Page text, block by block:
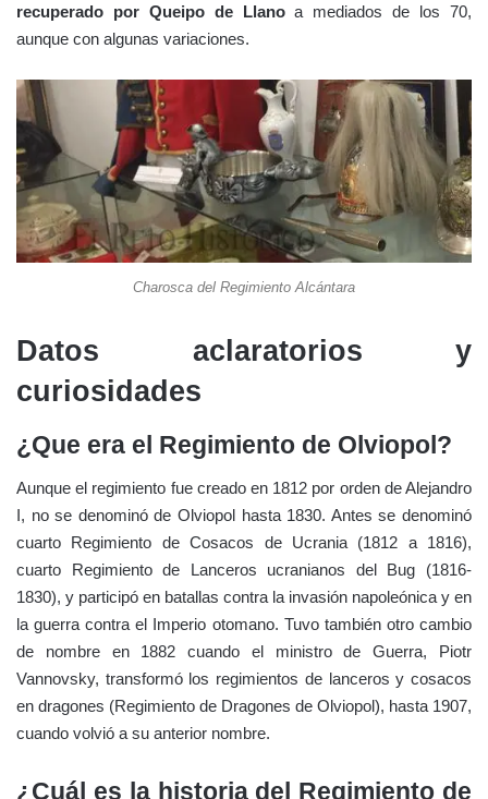
recuperado por Queipo de Llanoa mediados de los 70,
aunque con algunas variaciones.
Charosca del Regimiento Alcántara
Datos aclaratorios y
curiosidades
¿Que era el Regimiento de Olviopol?
Aunque el regimiento fue creado en 1812 por orden de Alejandro
I, no se denominó de Olviopol hasta 1830. Antes se denominó
cuarto Regimiento de Cosacos de Ucrania (1812 a 1816),
cuarto Regimiento de Lanceros ucranianos del Bug (1816-
1830), y participó en batallas contra la invasión napoleónica y en
la guerra contra el Imperio otomano. Tuvo también otro cambio
de nombre en 1882 cuando el ministro de Guerra, Piotr
Vannovsky, transformó los regimientos de lanceros y cosacos
en dragones (Regimiento de Dragones de Olviopol), hasta 1907,
cuando volvió a su anterior nombre.
¿Cuál es la historia del Regimiento de